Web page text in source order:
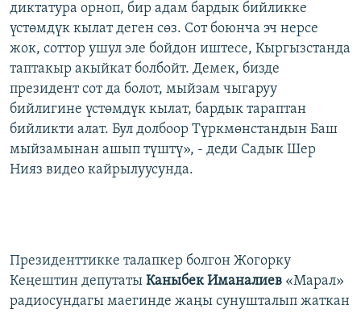
диктатура орноп, бир адам бардык бийликке
үстөмдүк кылат деген сөз. Сот боюнча эч нерсе
жок, соттор ушул эле бойдон иштесе, Кыргызстанда
таптакыр акыйкат болбойт. Демек, бизде
президент сот да болот, мыйзам чыгаруу
бийлигине үстөмдүк кылат, бардык тараптан
бийликти алат. Бул долбоор Түркмөнстандын Баш
мыйзамынан ашып түштү», - деди Садык Шер
Нияз видео кайрылуусунда.
Президенттикке талапкер болгон Жогорку
Кеңештин депутаты Каныбек Иманалиев «Марал»
радиосундагы маегинде жаңы сунушталып жаткан